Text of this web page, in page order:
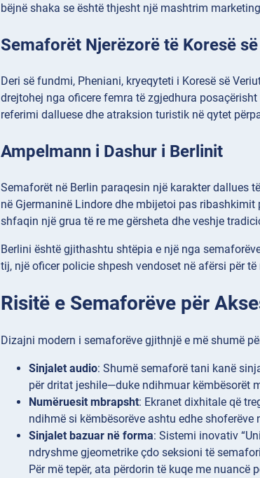
bëjnë shaka se është thjesht një mashtrim
Semaforët Njerëzorë të Koresë
Deri së fundmi, Pheniani, kryeqyteti i Koresë së
drejtohej nga oficere femra të zgjedhura
referimi dalluese dhe atraksion turistik në qytet
Ampelmann i Dashur i Berlinit
Semaforët në Berlin paraqesin një karakter dallues
në Gjermaninë Lindore dhe mbijetoi pas ribashkimit
shfaqin një grua të re me gërsheta dhe veshje
Berlini është gjithashtu shtëpia e një nga
tij, një oficer policie shpesh vendoset në afërsi për
Risitë e Semaforëve për
Dizajni modern i semaforëve gjithnjë e më shumë
Sinjalet audio: Shumë semaforë tani kanë
për dritat jeshile—duke ndihmuar këmbësorët
Numëruesit mbrapsht: Ekranet dixhitale që
ndihmë si këmbësorëve ashtu edhe
Sinjalet bazuar në forma: Sistemi inovativ
ndryshme gjeometrike çdo seksioni të
Për më tepër, ata përdorin të kuqe me